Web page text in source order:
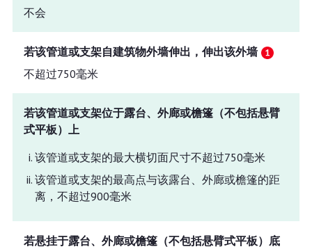
不会
若该管道或支架自建筑物外墙伸出，伸出该外墙
不超过750毫米
若该管道或支架位于露台、外廊或檐篷（不包括悬臂
式平板）上
该管道或支架的最大横切面尺寸不超过750毫米
该管道或支架的最高点与该露台、外廊或檐篷的距
离，不超过900毫米
若悬挂于露台、外廊或檐篷（不包括悬臂式平板）底